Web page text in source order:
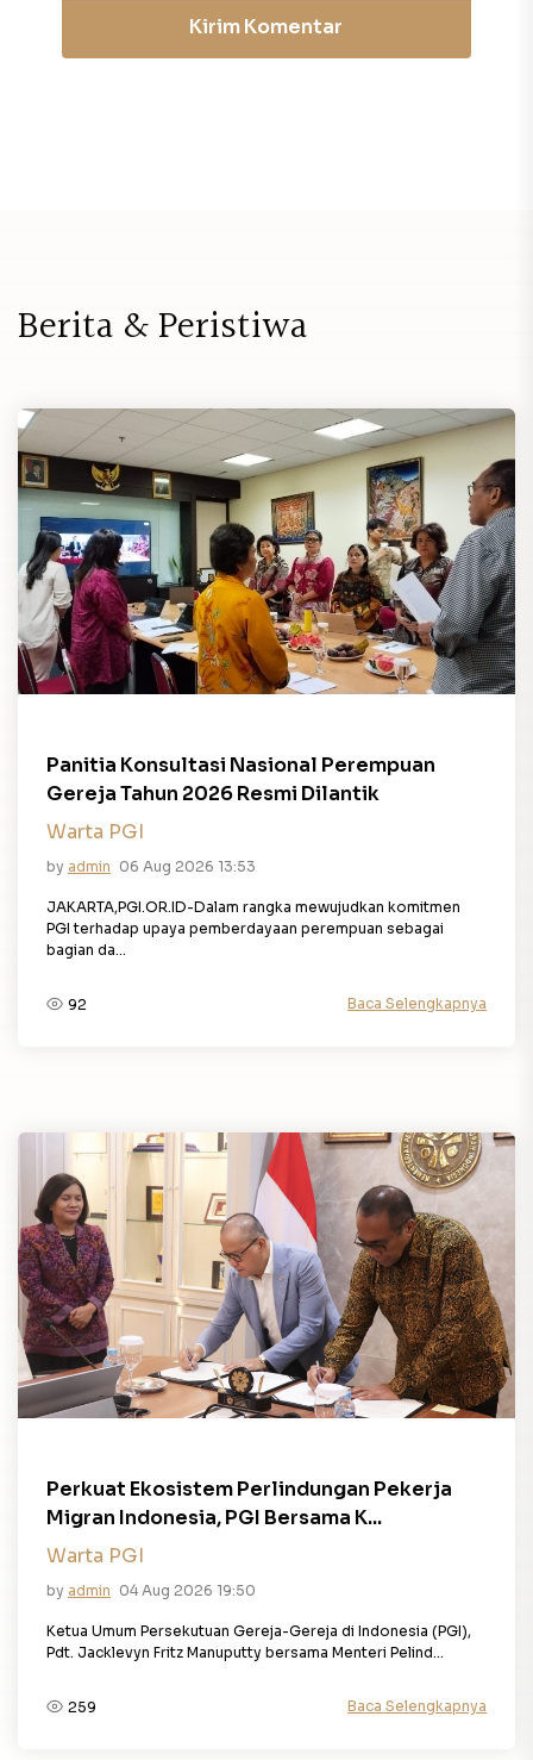
Kirim Komentar
Berita&Peristiwa
Panitia Konsultasi Nasional Perempuan
Gereja Tahun 2026 Resmi Dilantik
Warta PGI
by admin 06 Aug 2026 13:53
JAKARTA,PGI.OR.ID-Dalam rangka mewujudkan komitmen
PGI terhadap upaya pemberdayaan perempuan sebagai
bagian da...
92 Baca Selengkapnya
Perkuat Ekosistem Perlindungan Pekerja
Migran Indonesia, PGI Bersama K...
Warta PGI
by admin 04 Aug 2026 19:50
Ketua Umum Persekutuan Gereja-Gereja di Indonesia (PGI),
Pdt. Jacklevyn Fritz Manuputty bersama Menteri Pelind...
259 Baca Selengkapnya